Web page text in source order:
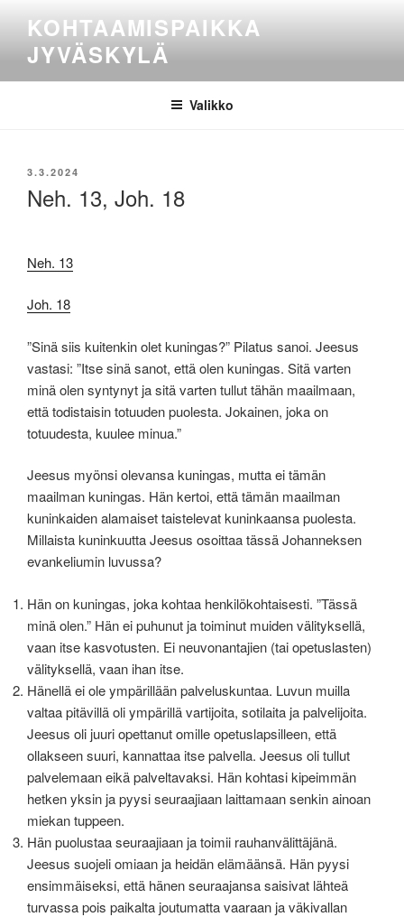
sisältöönKOHTAAMISPAIKKA
JYVÄSKYLÄ
Valikko
JULKAISTU
3.3.2024
Neh. 13, Joh. 18
Neh. 13
Joh. 18
”Sinä siis kuitenkin olet kuningas?” Pilatus sanoi. Jeesus
vastasi: ”Itse sinä sanot, että olen kuningas. Sitä varten
minä olen syntynyt ja sitä varten tullut tähän maailmaan,
että todistaisin totuuden puolesta. Jokainen, joka on
totuudesta, kuulee minua.”
Jeesus myönsi olevansa kuningas, mutta ei tämän
maailman kuningas. Hän kertoi, että tämän maailman
kuninkaiden alamaiset taistelevat kuninkaansa puolesta.
Millaista kuninkuutta Jeesus osoittaa tässä Johanneksen
evankeliumin luvussa?
Hän on kuningas, joka kohtaa henkilökohtaisesti. ”Tässä
minä olen.” Hän ei puhunut ja toiminut muiden välityksellä,
vaan itse kasvotusten. Ei neuvonantajien (tai opetuslasten)
välityksellä, vaan ihan itse.
Hänellä ei ole ympärillään palveluskuntaa. Luvun muilla
valtaa pitävillä oli ympärillä vartijoita, sotilaita ja palvelijoita.
Jeesus oli juuri opettanut omille opetuslapsilleen, että
ollakseen suuri, kannattaa itse palvella. Jeesus oli tullut
palvelemaan eikä palveltavaksi. Hän kohtasi kipeimmän
hetken yksin ja pyysi seuraajiaan laittamaan senkin ainoan
miekan tuppeen.
Hän puolustaa seuraajiaan ja toimii rauhanvälittäjänä.
Jeesus suojeli omiaan ja heidän elämäänsä. Hän pyysi
ensimmäiseksi, että hänen seuraajansa saisivat lähteä
turvassa pois paikalta joutumatta vaaraan ja väkivallan